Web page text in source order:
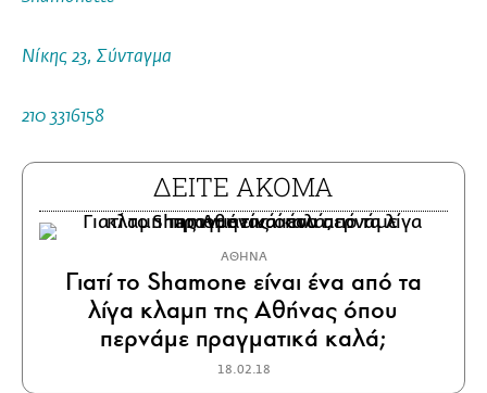
Νίκης 23, Σύνταγμα
210 3316158
ΔΕΙΤΕ ΑΚΟΜΑ
ΑΘΗΝΑ
Γιατί το Shamone είναι ένα από τα
λίγα κλαμπ της Αθήνας όπου
περνάμε πραγματικά καλά;
18.02.18